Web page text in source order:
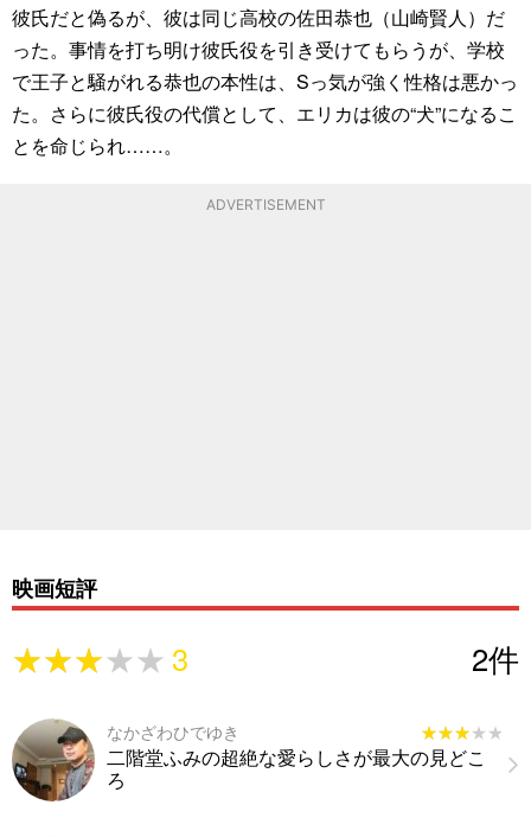
彼氏だと偽るが、彼は同じ高校の佐田恭也（山崎賢人）だ
った。事情を打ち明け彼氏役を引き受けてもらうが、学校
で王子と騒がれる恭也の本性は、Sっ気が強く性格は悪かっ
た。さらに彼氏役の代償として、エリカは彼の“犬”になるこ
とを命じられ……。
ADVERTISEMENT
映画短評
★★★★★
★★★★★ 3 2件
なかざわひでゆき ★★★★★
★★★★★
二階堂ふみの超絶な愛らしさが最大の見どこ
ろ